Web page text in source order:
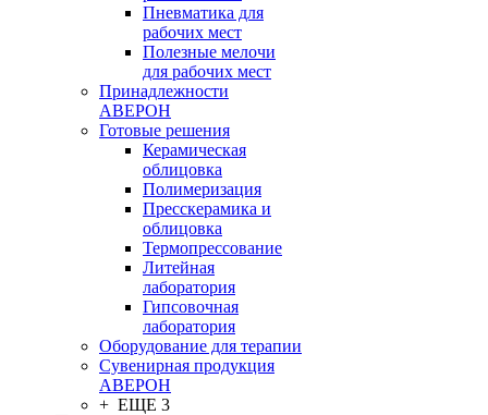
Пневматика для
рабочих мест
Полезные мелочи
для рабочих мест
Принадлежности
АВЕРОН
Готовые решения
Керамическая
облицовка
Полимеризация
Пресскерамика и
облицовка
Термопрессование
Литейная
лаборатория
Гипсовочная
лаборатория
Оборудование для терапии
Сувенирная продукция
АВЕРОН
+ ЕЩЕ 3